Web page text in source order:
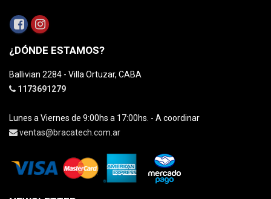
¿DÓNDE ESTAMOS?
Ballivian 2284 - Villa Ortuzar, CABA
1173691279
Lunes a Viernes de 9:00hs a 17:00hs. - A coordinar
ventas@bracatech.com.ar